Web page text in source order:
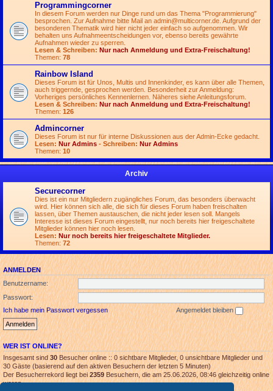
Programmingcorner
In diesem Forum werden nur Dinge rund um das Thema "Programmierung"
besprochen. Zur Aufnahme bitte Mail an admin@multicorner.de . Aufgrund der
besonderen Thematik wird hier nicht jeder einfach so aufgenommen. Wir
behalten uns Aufnahmeentscheidungen vor, ebenso bereits gewährte
Aufnahmen wieder zu sperren.
Lesen & Schreiben: Nur nach Anmeldung und Extra-Freischaltung!
Themen: 78
Rainbow Island
Dieses Forum ist für Unos, Multis und Innenkinder, es kann über alle Themen,
auch triggernde, gesprochen werden. Besonderheit zur Anmeldung:
Vorheriges persönliches Kennenlernen. Näheres siehe Anleitungsforum.
Lesen & Schreiben: Nur nach Anmeldung und Extra-Freischaltung!
Themen: 126
Admincorner
Dieses Forum ist nur für interne Diskussionen aus der Admin-Ecke gedacht.
Lesen: Nur Admins - Schreiben: Nur Admins
Themen: 10
Archiv
Securecorner
Dies ist ein nur Mitgliedern zugängliches Forum, das besonders überwacht
wird. Hier können sich alle, die sich für dieses Forum haben freischalten
lassen, über Themen austauschen, die nicht jeder lesen soll. Mangels
Interesse ist dieses Forum eingestellt, nur noch bereits hier freigeschaltete
Mitglieder können hier noch lesen.
Lesen: Nur noch bereits hier freigeschaltete Mitglieder.
Themen: 72
ANMELDEN
Benutzername:
Passwort:
Ich habe mein Passwort vergessen
Angemeldet bleiben
WER IST ONLINE?
Insgesamt sind30Besucher online :: 0 sichtbare Mitglieder, 0 unsichtbare Mitglieder und
30 Gäste (basierend auf den aktiven Besuchern der letzten 5 Minuten)
Der Besucherrekord liegt bei2359Besuchern, die am 25.06.2026, 08:46 gleichzeitig online
waren.